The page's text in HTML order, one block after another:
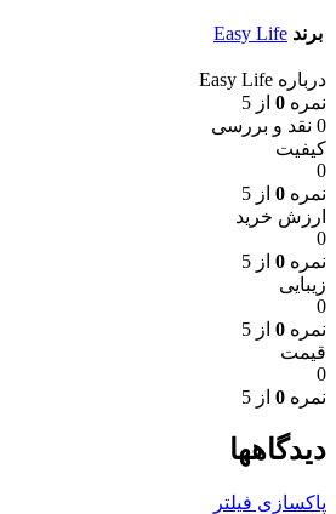
برند Easy Life
درباره Easy Life
نمره 0 از 5
0 نقد و بررسی
کیفیت
0
نمره 0 از 5
ارزش خرید
0
نمره 0 از 5
زیبایی
0
نمره 0 از 5
قیمت
0
نمره 0 از 5
دیدگاهها
پاکسازی فیلتر